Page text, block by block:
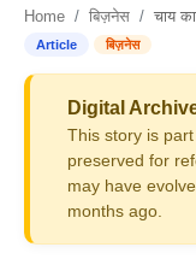
संपर्क करें
राजस्थान
Home बिज़नेस चाय
Article बिज़नेस
Digital
This story is
preserved for
may have
months ago.